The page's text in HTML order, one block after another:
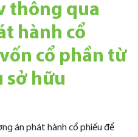
thông qua
hành cổ
cổ phần từ
sở hữu
án phát hành cổ phiếu để